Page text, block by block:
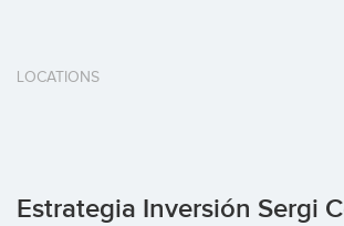
LOCATIONS
Estrategia Inversión Sergi